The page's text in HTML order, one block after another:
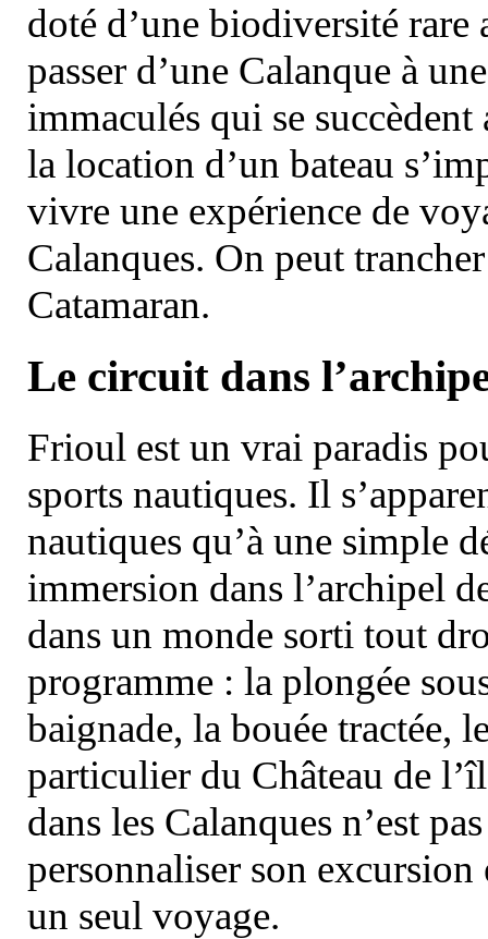
doté d’une biodiversité
passer d’une Calanque à
immaculés qui se
la location d’un bateau
vivre une expérience de
Calanques. On peut
Catamaran.
Le circuit dans
Frioul est un vrai paradis
sports nautiques. Il
nautiques qu’à une simple
immersion dans l’archipel
dans un monde sorti tout
programme : la plongée
baignade, la bouée tractée,
particulier du Château de
dans les Calanques n’est
personnaliser son
un seul voyage.